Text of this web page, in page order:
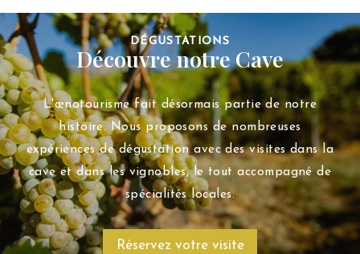
DÉGUSTATIONS
Découvre notre Cave
L'œnotourisme fait désormais partie de notre
histoire. Nous proposons de nombreuses
expériences de dégustation avec des visites dans la
cave et dans les vignobles, le tout accompagné de
spécialités locales.
Réservez votre visite